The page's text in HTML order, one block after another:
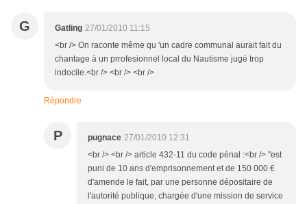
G Gatling 27/01/2010 11:15
<br /> On raconte même qu 'un cadre communal aurait fait du
chantage à un prrofesionnel local du Nautisme jugé trop
indocile.<br /> <br /> <br />
Répondre
P pugnace 27/01/2010 12:31
<br /> <br /> article 432-11 du code pénal :<br /> "est
puni de 10 ans d'emprisonnement et de 150 000 €
d'amende le fait, par une personne dépositaire de
l'autorité publique, chargée d'une mission de service